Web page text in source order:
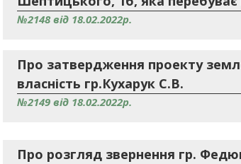
№2148 від 18.02.2022р.
Про затвердження проекту
власність гр.Кухарук С.В.
№2149 від 18.02.2022р.
Про розгляд звернення гр.